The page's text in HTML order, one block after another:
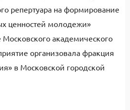
репертуара на формирование
ценностей молодежи»
академического
организовала фракция
в Московской городской